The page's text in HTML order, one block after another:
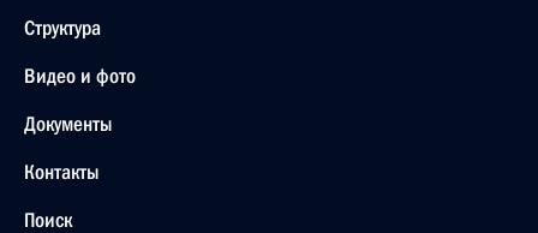
Структура
Видео и фото
Документы
Контакты
Поиск